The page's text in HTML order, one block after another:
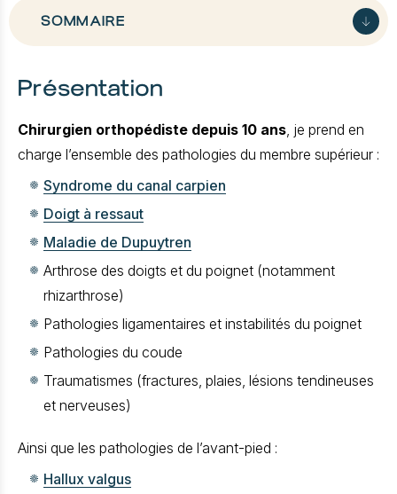
SOMMAIRE
Présentation
Expériences
Spécialités
Centres d'exercices
Présentation
Chirurgien orthopédiste depuis 10 ans, je prend en
charge l’ensemble des pathologies du membre supérieur :
Syndrome du canal carpien
Doigt à ressaut
Maladie de Dupuytren
Arthrose des doigts et du poignet (notamment
rhizarthrose)
Pathologies ligamentaires et instabilités du poignet
Pathologies du coude
Traumatismes (fractures, plaies, lésions tendineuses
et nerveuses)
Ainsi que les pathologies de l’avant-pied :
Hallux valgus